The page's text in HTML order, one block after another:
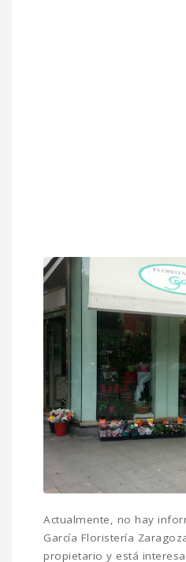
Actualmente, no hay
García Floristería
propietario y está